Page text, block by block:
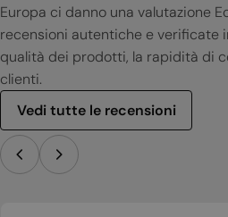
Europa ci danno una valutazione
recensioni autentiche e verificate
qualità dei prodotti, la rapidità di
clienti.
Vedi tutte le recensioni